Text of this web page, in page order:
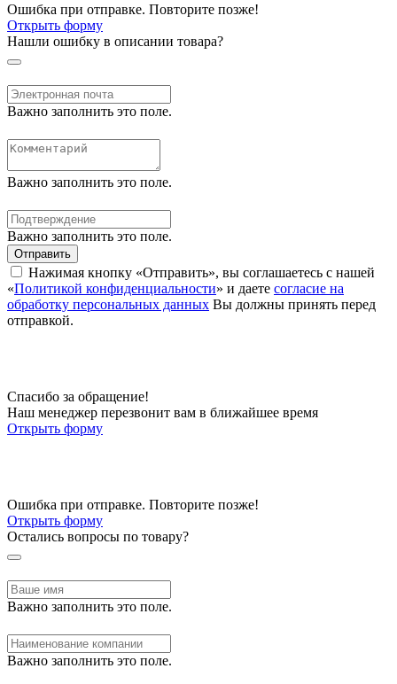
Ошибка при отправке. Повторите позже!
Открыть форму
Нашли ошибку в описании товара?
Важно заполнить это поле.
Важно заполнить это поле.
Важно заполнить это поле.
Отправить
Нажимая кнопку «Отправить», вы соглашаетесь с нашей
«Политикой конфиденциальности» и даете согласие на
обработку персональных данных Вы должны принять перед
отправкой.
Спасибо за обращение!
Наш менеджер перезвонит вам в ближайшее время
Открыть форму
Ошибка при отправке. Повторите позже!
Открыть форму
Остались вопросы по товару?
Важно заполнить это поле.
Важно заполнить это поле.